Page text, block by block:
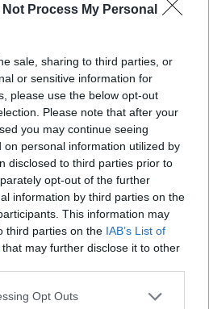
Not Process My Personal
sale, sharing to third parties, or
or sensitive information for
please use the below opt-out
Please note that after your
you may continue seeing
on personal information utilized by
disclosed to third parties prior to
opt-out of the further
information by third parties on the
This information may
third parties on the IAB’s List of
that may further disclose it to other
Opt Outs
Jove, també pots tenir
mèdiques i de viatge, cursos
transport, turisme i